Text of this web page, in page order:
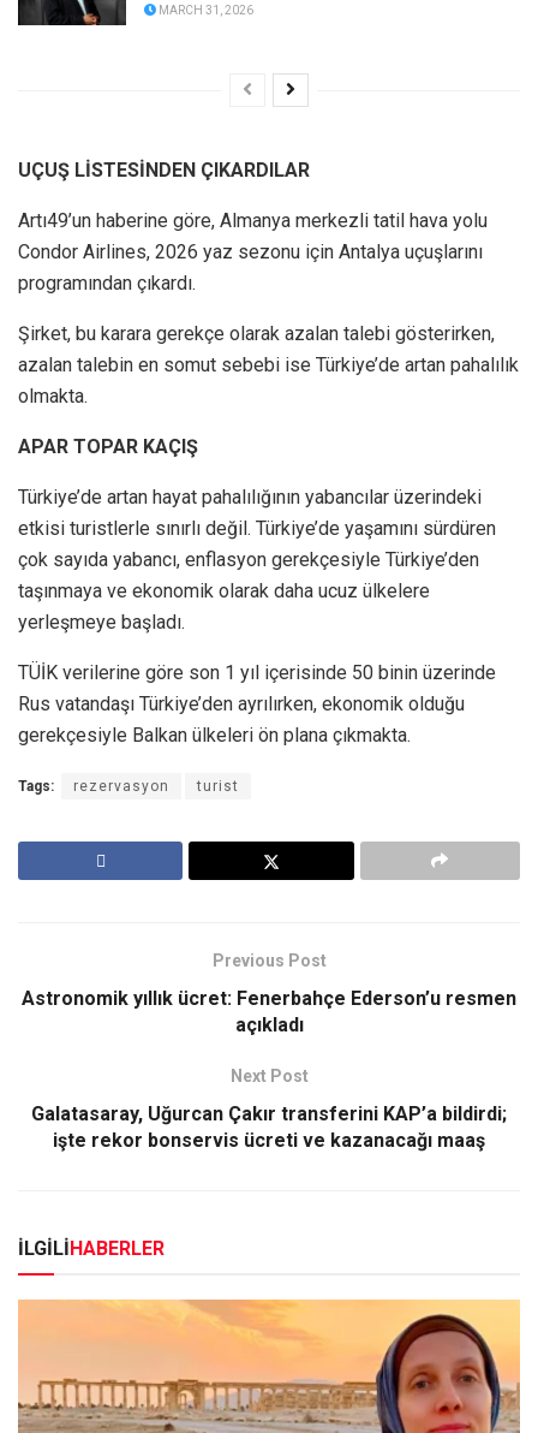
MARCH 31, 2026
UÇUŞ LİSTESİNDEN ÇIKARDILAR
Artı49’un haberine göre, Almanya merkezli tatil hava yolu
Condor Airlines, 2026 yaz sezonu için Antalya uçuşlarını
programından çıkardı.
Şirket, bu karara gerekçe olarak azalan talebi gösterirken,
azalan talebin en somut sebebi ise Türkiye’de artan pahalılık
olmakta.
APAR TOPAR KAÇIŞ
Türkiye’de artan hayat pahalılığının yabancılar üzerindeki
etkisi turistlerle sınırlı değil. Türkiye’de yaşamını sürdüren
çok sayıda yabancı, enflasyon gerekçesiyle Türkiye’den
taşınmaya ve ekonomik olarak daha ucuz ülkelere
yerleşmeye başladı.
TÜİK verilerine göre son 1 yıl içerisinde 50 binin üzerinde
Rus vatandaşı Türkiye’den ayrılırken, ekonomik olduğu
gerekçesiyle Balkan ülkeleri ön plana çıkmakta.
Tags: rezervasyon turist
Previous Post
Astronomik yıllık ücret: Fenerbahçe Ederson’u resmen
açıkladı
Next Post
Galatasaray, Uğurcan Çakır transferini KAP’a bildirdi;
işte rekor bonservis ücreti ve kazanacağı maaş
İLGİLİHABERLER